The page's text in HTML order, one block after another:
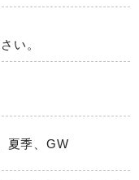
い。
夏季、GW